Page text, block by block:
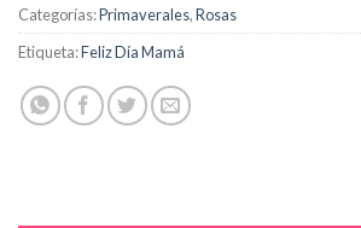
Categorías:Primaverales,Rosas
Etiqueta:Feliz Día Mamá